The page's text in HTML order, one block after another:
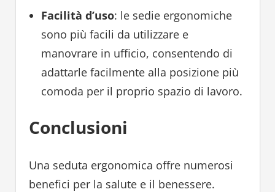
Facilità d’uso: le sedie ergonomiche
sono più facili da utilizzare e
manovrare in ufficio, consentendo di
adattarle facilmente alla posizione più
comoda per il proprio spazio di lavoro.
Conclusioni
Una seduta ergonomica offre numerosi
benefici per la salute e il benessere.